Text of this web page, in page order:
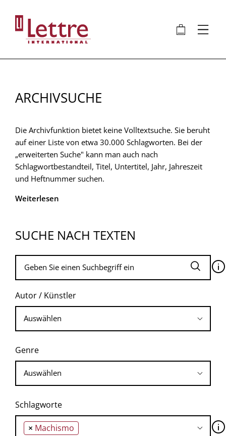
Inhalt
🛍 ⋮
ARCHIVSUCHE
Die Archivfunktion bietet keine Volltextsuche. Sie beruht
auf einer Liste von etwa 30.000 Schlagworten. Bei der
„erweiterten Suche" kann man auch nach
Schlagwortbestandteil, Titel, Untertitel, Jahr, Jahreszeit
und Heftnummer suchen.
Weiterlesen
SUCHE NACH TEXTEN
🛈
Autor / Künstler
Genre
Schlagworte
× Machismo 🛈